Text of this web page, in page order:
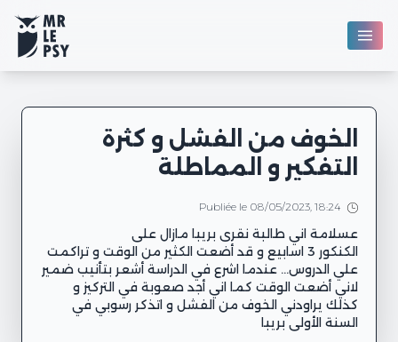
الخوف من الفشل و كثرة
التفكير و المماطلة
Publiée le 08/05/2023, 18:24
الكنكور 3 اسابيع و قد أضعت الكثير من الوقت و تراكمت
علي الدروس... عندما اشرع في الدراسة أشعر بتأنيب ضمير
لاني أضعت الوقت كما اني أجد صعوبة في التركيز و
كذلك يراودني الخوف من الفشل و اتذكر رسوبي في
السنة الأولى بريبا